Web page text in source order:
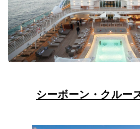
シーボーン・クルー